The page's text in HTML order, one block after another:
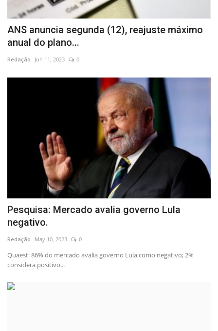
ANS anuncia segunda (12), reajuste máximo
anual do plano...
Redação Jun 11, 2023 0
Pesquisa: Mercado avalia governo Lula
negativo.
Redação May 10, 2023 0
Quaest: 86% do mercado avalia governo Lula como negativo; 2%
considera positivo...